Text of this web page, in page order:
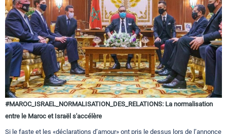
#MAROC_ISRAEL_NORMALISATION_DES_RELATIONS: La normalisation
entre le Maroc et Israël s'accélère
Si le faste et les «déclarations d’amour» ont pris le dessus lors de l’annonce